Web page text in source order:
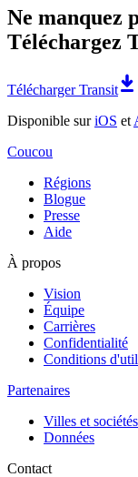
Ne manquez
Téléchargez
Télécharger Transit
Disponible suriOS et
Coucou
Régions
Blogue
Presse
Aide
À propos
Vision
Équipe
Carrières
Confidentialité
Conditions
Partenaires
Villes et
Données
Contact